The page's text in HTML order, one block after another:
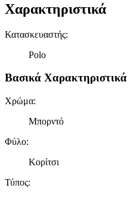
Χαρακτηριστικά
Κατασκευαστής:
Polo
Βασικά Χαρακτηριστικά
Χρώμα:
Μπορντό
Φύλο:
Κορίτσι
Τύπος: